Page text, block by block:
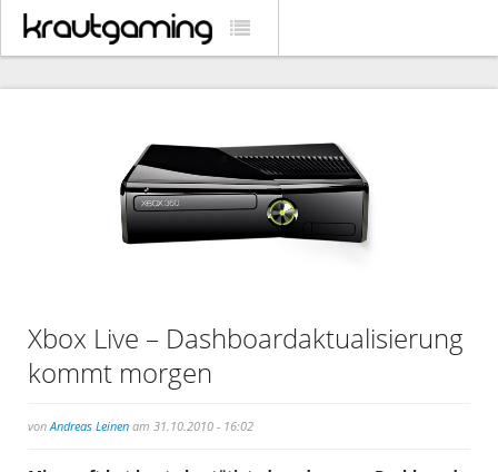
Xbox Live – Dashboardaktualisierung
kommt morgen
von Andreas Leinen am 31.10.2010 - 16:02